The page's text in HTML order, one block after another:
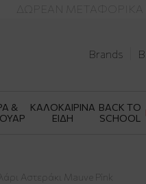
ΔΩΡΕΑΝ ΜΕΤΑΦΟΡΙΚΑ
Brands
&
ΚΑΛΟΚΑΙΡΙΝΑ
ΕΙΔΗ
BACK TO
SCHOOL
Αστεράκι Mauve Pink